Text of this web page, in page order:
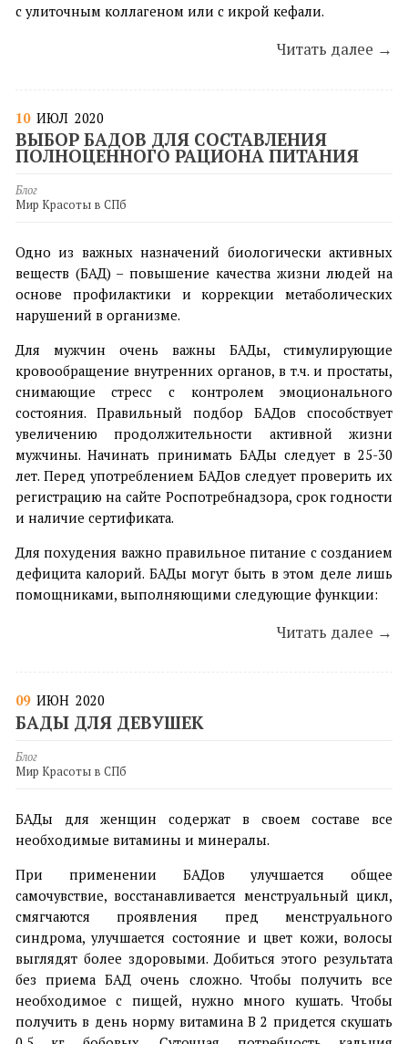
с улиточным коллагеном или с икрой кефали.
Читать далее →
10 ИЮЛ 2020
ВЫБОР БАДОВ ДЛЯ СОСТАВЛЕНИЯ
ПОЛНОЦЕННОГО РАЦИОНА ПИТАНИЯ
Блог
Мир Красоты в СПб
Одно из важных назначений биологически активных
веществ (БАД) – повышение качества жизни людей на
основе профилактики и коррекции метаболических
нарушений в организме.
Для мужчин очень важны БАДы, стимулирующие
кровообращение внутренних органов, в т.ч. и простаты,
снимающие стресс с контролем эмоционального
состояния. Правильный подбор БАДов способствует
увеличению продолжительности активной жизни
мужчины. Начинать принимать БАДы следует в 25-30
лет. Перед употреблением БАДов следует проверить их
регистрацию на сайте Роспотребнадзора, срок годности
и наличие сертификата.
Для похудения важно правильное питание с созданием
дефицита калорий. БАДы могут быть в этом деле лишь
помощниками, выполняющими следующие функции:
Читать далее →
09 ИЮН 2020
БАДЫ ДЛЯ ДЕВУШЕК
Блог
Мир Красоты в СПб
БАДы для женщин содержат в своем составе все
необходимые витамины и минералы.
При применении БАДов улучшается общее
самочувствие, восстанавливается менструальный цикл,
смягчаются проявления пред менструального
синдрома, улучшается состояние и цвет кожи, волосы
выглядят более здоровыми. Добиться этого результата
без приема БАД очень сложно. Чтобы получить все
необходимое с пищей, нужно много кушать. Чтобы
получить в день норму витамина В 2 придется скушать